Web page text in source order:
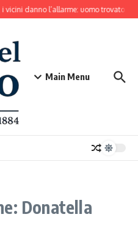
vicini danno l’allarme: uomo trovato
Main Menu
Donatella